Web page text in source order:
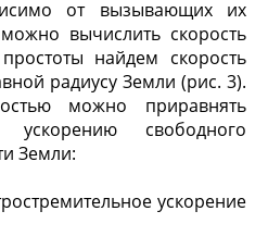
от вызывающих их
вычислить скорость
найдем скорость
радиусу Земли (рис. 3).
можно приравнять
ускорению свободного
Земли:
ускорение